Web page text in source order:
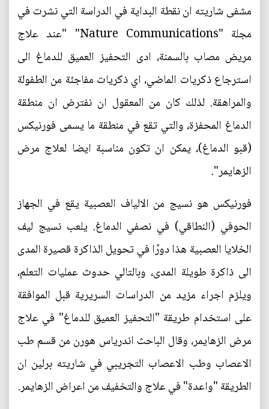
مشفى شاريته ان نقطة البداية في الدراسة التي نشرت في
مجلة "Nature Communications" "عند علاج
مريض مصاب بالسمنة، ادى التحفيز العميق للدماغ الى
استرجاع ذكريات الماضي، اي ذكريات مفاجئة من الطفولة
والمراهقة. لذلك كان من المعقول ان نفترض ان منطقة
الدماغ المحفزة، والتي تقع في منطقة ما يسمى فورنيكس
(قبو الدماغ)، يمكن ان تكون مناسبة ايضا لعلاج مرض
الزهايمر".
فورنيكس هو نسيج من الالياف العصبية يقع في الجهاز
الحوفي (النطاقي) في نصفي الدماغ. يلعب نسيج ليف
الخلايا العصبية هذا دورًا في تحويل الذاكرة قصيرة المدى
الى ذاكرة طويلة المدى، وبالتالي حدوث عمليات التعلم،
ويلزم اجراء مزيد من الدراسات السريرية قبل الموافقة
على استخدام طريقة "التحفيز العميق للدماغ" في علاج
مرض الزهايمر، وقال الباحث اندرياس هورن من قسم طب
الاعصاب وطب الاعصاب التجريبي في شاريته برلين ان
الطريقة "واعدة" في علاج والتخفيف من اعراض الزهايمر.